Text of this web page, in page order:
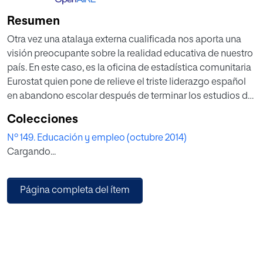
Resumen
Otra vez una atalaya externa cualificada nos aporta una
visión preocupante sobre la realidad educativa de nuestro
país. En este caso, es la oficina de estadística comunitaria
Eurostat quien pone de relieve el triste liderazgo español
en abandono escolar después de terminar los estudios de
comprendidas entre los 18 y los 24 años abandonan los
estudios antes de graduarse u obtener un título de un ciclo
formativo. Sirva de pretexto esta circunstancia para
profundizar sobre la educación y el empleo.
Colecciones
Nº 149. Educación y empleo (octubre 2014)
Cargando...
Página completa del ítem